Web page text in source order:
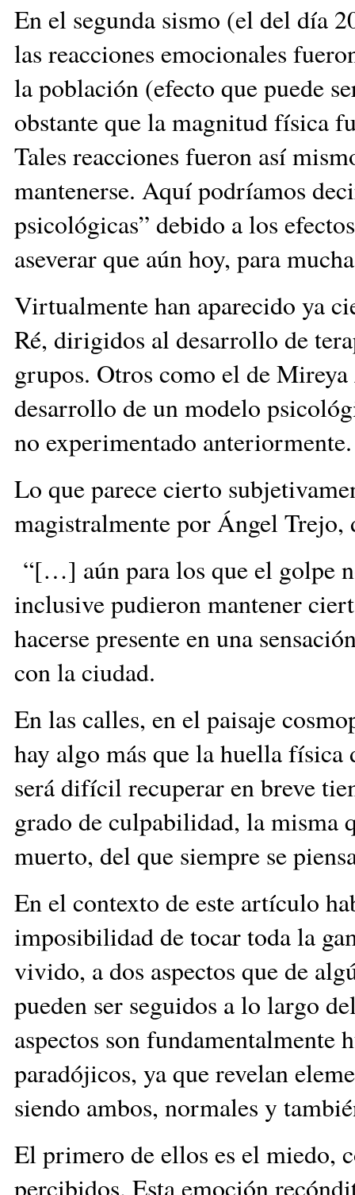
En el segunda sismo (el del día
las reacciones emocionales
la población (efecto que puede
obstante que la magnitud física
Tales reacciones fueron así
mantenerse. Aquí podríamos
psicológicas” debido a los
aseverar que aún hoy, para
Virtualmente han aparecido ya
Ré, dirigidos al desarrollo de
grupos. Otros como el de
desarrollo de un modelo
no experimentado anteriormente.
Lo que parece cierto
magistralmente por Ángel
“[…] aún para los que el golpe
inclusive pudieron mantener
hacerse presente en una
con la ciudad.
En las calles, en el paisaje
hay algo más que la huella física
será difícil recuperar en breve
grado de culpabilidad, la misma
muerto, del que siempre se
En el contexto de este artículo
imposibilidad de tocar toda la
vivido, a dos aspectos que de
pueden ser seguidos a lo largo
aspectos son fundamentalmente
paradójicos, ya que revelan
siendo ambos, normales y
El primero de ellos es el miedo,
percibidos. Esta emoción